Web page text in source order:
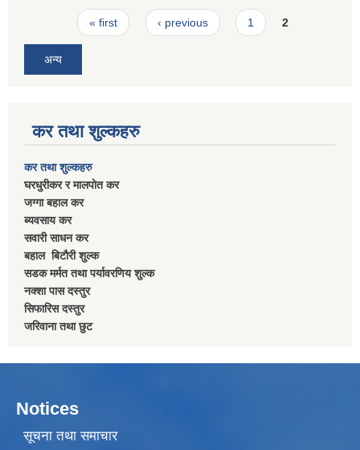
Pages« first ‹ previous 1 2
अन्य
कर तथा शुल्कहरु
कर तथा शुल्कहरु
घरधुरीकर र मालपाेत कर
जग्गा बहाल कर
ब्यवसाय कर
सवारी साधन कर
बहाल बिटाैरी शुल्क
सडक मर्मत तथा पर्यावरणिय शुल्क
नक्शा पास दस्तुर
सिफारिस दस्तुर
जरिवाना तथा छुट
Notices
सूचना तथा समाचार